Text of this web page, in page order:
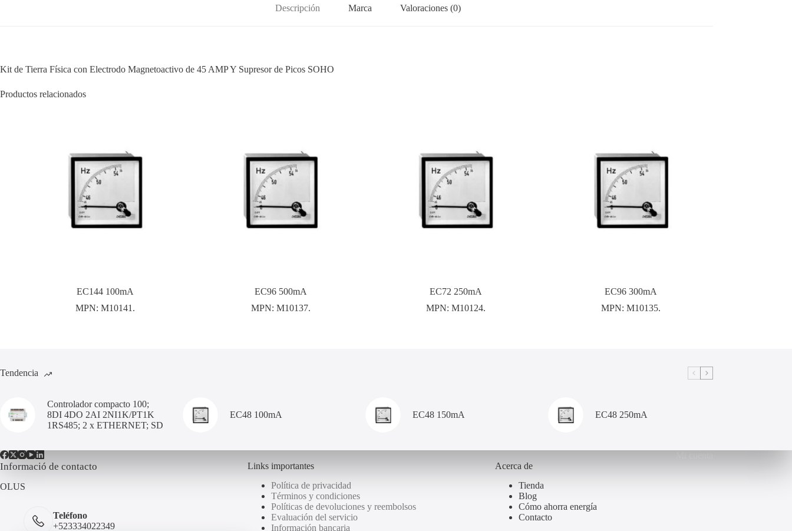
Descripción Marca Valoraciones (0)
Kit de Tierra Física con Electrodo Magnetoactivo de 45 AMP Y Supresor de Picos SOHO
Productos relacionados
EC144 100mA
MPN:M10141.
EC96 500mA
MPN: M10137.
EC72 250mA
MPN: M10124.
EC96 300mA
MPN:M10135.
Tendencia
Controlador compacto 100;
8DI 4DO 2AI 2NI1K/PT1K
1RS485; 2 x ETHERNET; SD
EC48 100mA EC48 150mA EC48 250mA
Informació de contacto
OLUS
Teléfono
+523334022349
Links importantes
Política de privacidad
Términos y condiciones
Políticas de devoluciones y reembolsos
Evaluación del servicio
Información bancaria
Acerca de
Tienda
Blog
Cómo ahorra energía
Contacto